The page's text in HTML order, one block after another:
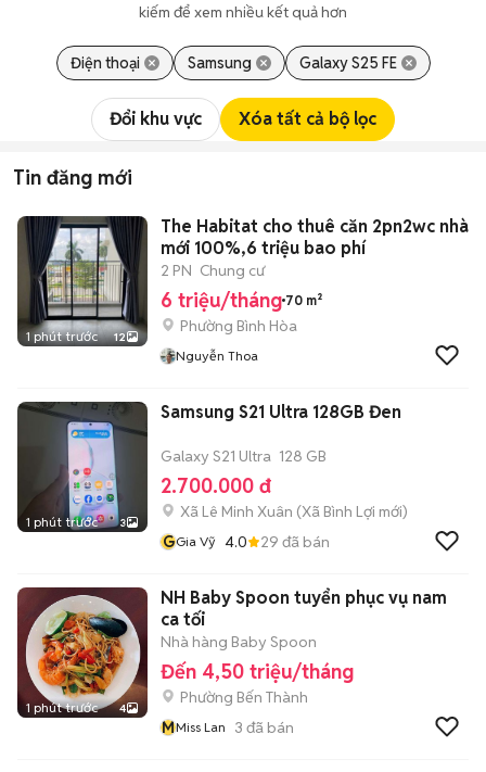
kiếm để xem nhiều kết quả hơn
Điện thoại Samsung Galaxy S25 FE
Đổi khu vực Xóa tất cả bộ lọc
Tin đăng mới
1 phút trước 12
The Habitat cho thuê căn 2pn2wc nhà
mới 100%,6 triệu bao phí
2 PN Chung cư
6 triệu/tháng 70 m²
Phường Bình Hòa
Nguyễn Thoa
1 phút trước 3
Samsung S21 Ultra 128GB Đen
Galaxy S21 Ultra 128 GB
2.700.000 đ
Xã Lê Minh Xuân (Xã Bình Lợi mới)
GGia Vỹ 4.0 29 đã bán
1 phút trước 4
NH Baby Spoon tuyển phục vụ nam
ca tối
Nhà hàng Baby Spoon
Đến 4,50 triệu/tháng
Phường Bến Thành
MMiss Lan 3 đã bán